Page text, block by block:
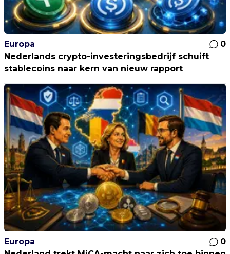
Europa
0
Nederlands crypto-investeringsbedrijf schuift
stablecoins naar kern van nieuw rapport
Europa
0